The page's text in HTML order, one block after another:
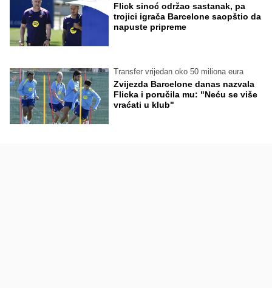
Flick sinoć održao sastanak, pa
trojici igrača Barcelone saopštio da
napuste pripreme
Transfer vrijedan oko 50 miliona eura
Zvijezda Barcelone danas nazvala
Flicka i poručila mu: "Neću se više
vraćati u klub"